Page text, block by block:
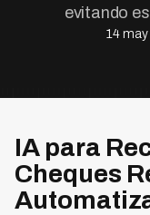
evitando
14
IA para
Cheques